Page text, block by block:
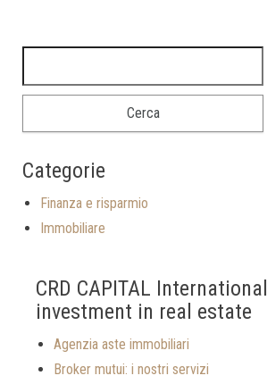
Categorie
Finanza e risparmio
Immobiliare
CRD CAPITAL International
investment in real estate
Agenzia aste immobiliari
Broker mutui: i nostri servizi